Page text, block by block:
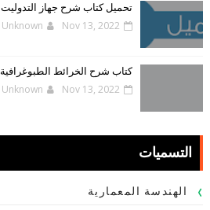
تحميل كتاب شرح جهاز التدوليت
Unknown Nov 13, 2022
كتاب شرح الخرائط الطبوغرافية
Unknown Nov 13, 2022
التسميات
الهندسة المعمارية